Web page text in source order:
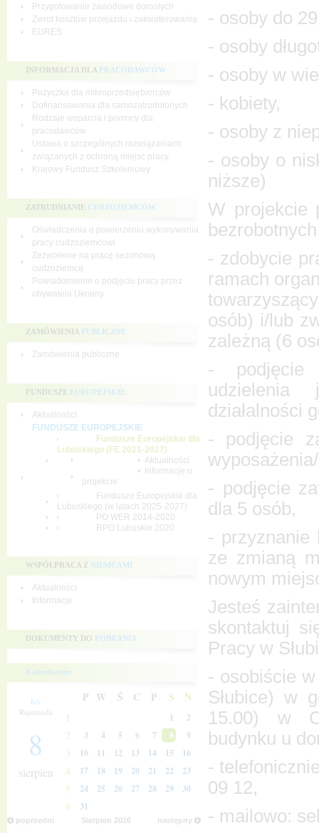
Przygotowanie zawodowe dorosłych
Zwrot kosztów przejazdu i zakwaterowania
EURES
INFORMACJA DLA PRACODAWCÓW
Pożyczka dla mikroprzedsiębiorców
Dofinansowania dla samozatrudnionych
Rodzaje wsparcia i pomocy dla
pracodawców
Ustawa o szczególnych rozwiązaniach
związanych z ochroną miejsc pracy
Krajowy Fundusz Szkoleniowy
ZATRUDNIANIE CUDZOZIEMCÓW
Oświadczenia o powierzeniu wykonywania
pracy cudzoziemcowi
Zezwolenie na pracę sezonową
cudzoziemca
Powiadomienie o podjęciu pracy przez
obywatela Ukrainy
ZAMÓWIENIA PUBLICZNE
Zamówienia publiczne
FUNDUSZE EUROPEJSKIE
Aktualności
FUNDUSZE EUROPEJSKIE
Fundusze Europejskie dla
Lubuskiego (FE 2021-2027)
Aktualności
Informacje o
projekcie
Fundusze Europejskie dla
Lubuskiego (w latach 2025-2027)
PO WER 2014-2020
RPO Lubuskie 2020
WSPÓŁPRACA Z NIEMCAMI
Aktualności
Informacje
DOKUMENTY DO POBRANIA
Kalendarium
Izy
Rajmunda
8
sierpien
P W Ś C P S N
1 1 2
2 3 4 5 6 7 8 9
3 10 11 12 13 14 15 16
4 17 18 19 20 21 22 23
5 24 25 26 27 28 29 30
6 31
poprzedni następny
Sierpien 2026
- osoby do
- osoby
- osoby w
- kobiety,
- osoby z
- osoby o
niższe)
W projekcie
- zdobycie
ramach
osób) i/lub
zależną (6
- podjęcie
udzielenia
działalności
- podjęcie
- podjęcie
dla 5 osób,
- przyznanie
ze zmianą
nowym
Jesteś
skontaktuj
Pracy w
- osobiście
Słubice) w
15.00) w
budynku u
-
09 12,
- mailowo: